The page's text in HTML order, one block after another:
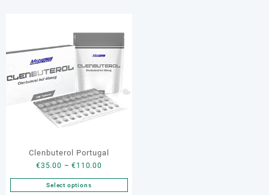
Clenbuterol Portugal
€35.00 – €110.00
range:
€35.00
Select options